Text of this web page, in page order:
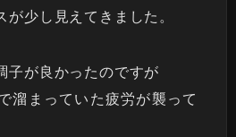
少し見えてきました。
子が良かったのですが
溜まっていた疲労が襲って